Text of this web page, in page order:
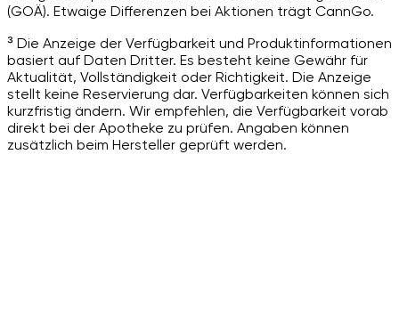
(GOÄ). Etwaige Differenzen bei Aktionen trägt CannGo.
³ Die Anzeige der Verfügbarkeit und Produktinformationen
basiert auf Daten Dritter. Es besteht keine Gewähr für
Aktualität, Vollständigkeit oder Richtigkeit. Die Anzeige
stellt keine Reservierung dar. Verfügbarkeiten können sich
kurzfristig ändern. Wir empfehlen, die Verfügbarkeit vorab
direkt bei der Apotheke zu prüfen. Angaben können
zusätzlich beim Hersteller geprüft werden.